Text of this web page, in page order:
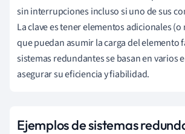
sin interrupciones incluso si uno de sus
La clave es tener elementos adicionales
que puedan asumir la carga del elemento
sistemas redundantes se basan en varios
asegurar su eficiencia y fiabilidad.
Ejemplos de sistemas